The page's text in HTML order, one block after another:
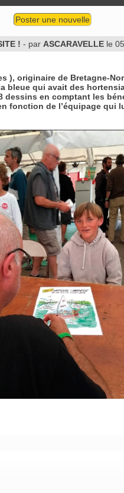
Poster une nouvelle
! - par ASCARAVELLE le
), originaire de Bretagne-
bleue qui avait des
en comptant les
fonction de l’équipage qui